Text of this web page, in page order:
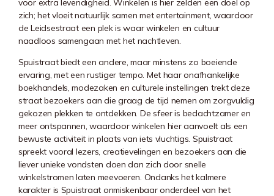
voor extra levendigheid. Winkelen is hier zelden een doel op
zich; het vloeit natuurlijk samen met entertainment, waardoor
de Leidsestraat een plek is waar winkelen en cultuur
naadloos samengaan met het nachtleven.
Spuistraatbiedt een andere, maar minstens zo boeiende
ervaring, met een rustiger tempo. Met haar onafhankelijke
boekhandels, modezaken en culturele instellingen trekt deze
straat bezoekers aan die graag de tijd nemen om zorgvuldig
gekozen plekken te ontdekken. De sfeer is bedachtzamer en
meer ontspannen, waardoor winkelen hier aanvoelt als een
bewuste activiteit in plaats van iets vluchtigs. Spuistraat
spreekt vooral lezers, creatievelingen en bezoekers aan die
liever unieke vondsten doen dan zich door snelle
winkelstromen laten meevoeren. Ondanks het kalmere
karakter is Spuistraat onmiskenbaar onderdeel van het